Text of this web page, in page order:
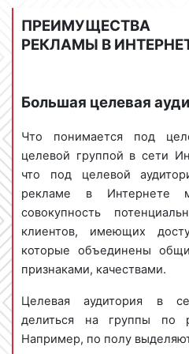
аудитории, задач и
кампании.
бесплатной?
За все нужно платить.
известен. Данная аксиома
в Интернете. Стоимость
было указано выше,
различных факторов и не
Вместе с тем, ряд
спрашивает, можно ли
Интернете бесплатно? На
размещения рекламы в
следующие площадки:
РЕКЛАМЫ В
Большая целевая
Что понимается под
целевой группой в сети
что под целевой
рекламе в Интернете
совокупность
клиентов, имеющих
которые объединены
признаками, качествами.
Целевая аудитория в
делиться на группы по
Например, по полу